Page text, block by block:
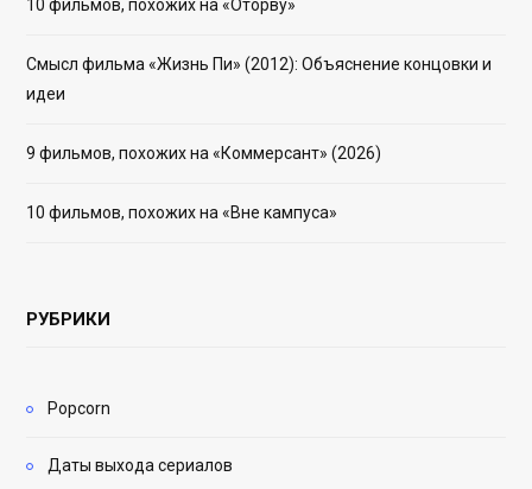
10 фильмов, похожих на «Оторву»
Смысл фильма «Жизнь Пи» (2012): Объяснение концовки и
идеи
9 фильмов, похожих на «Коммерсант» (2026)
10 фильмов, похожих на «Вне кампуса»
РУБРИКИ
Popcorn
Даты выхода сериалов